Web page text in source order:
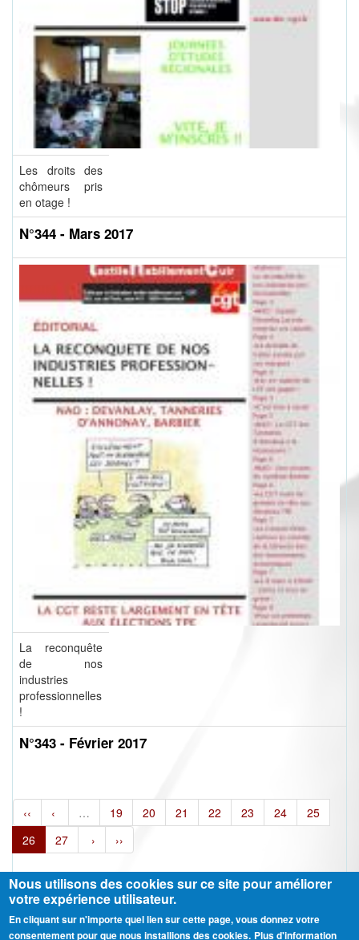
Les droits des
chômeurs pris
en otage !
N°344 - Mars 2017
La reconquête
de nos
industries
professionnelles
!
N°343 - Février 2017
‹‹ ‹ … 19 20 21 22 23 24
25
26
27 › ››
Ⓒ CGT Fédération THCB - Tous les droits réservés - Mentions légales
Nous utilisons des cookies sur ce site pour améliorer
votre expérience utilisateur.
En cliquant sur n'importe quel lien sur cette page, vous donnez votre
consentement pour que nous installions des cookies. Plus d'information